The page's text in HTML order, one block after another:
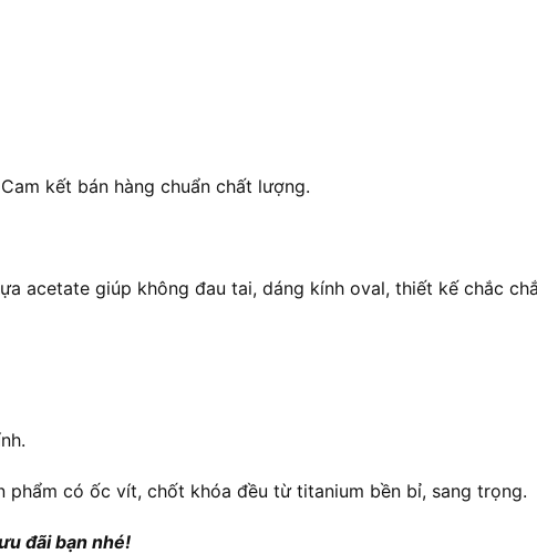
kết bán hàng chuẩn chất lượng.
acetate giúp không đau tai, dáng kính oval, thiết kế chắc
có ốc vít, chốt khóa đều từ titanium bền bỉ, sang trọng.
đãi bạn nhé!